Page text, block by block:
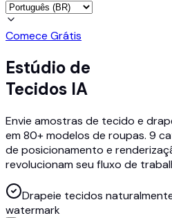
Comece Grátis
Estúdio de
Tecidos IA
Envie amostras de tecido e
em 80+ modelos de roupas. 9
de posicionamento e
revolucionam seu fluxo de
Drapeie tecidos
watermark